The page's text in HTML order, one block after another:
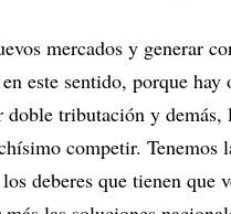
mercados y generar
este sentido, porque hay
tributación y
competir. Tenemos
deberes que tienen que